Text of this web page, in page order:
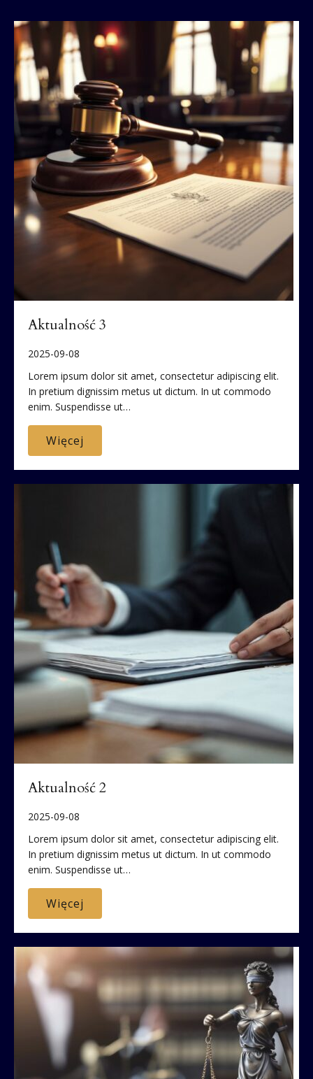
Aktualność 3
2025-09-08
Lorem ipsum dolor sit amet, consectetur adipiscing elit.
In pretium dignissim metus ut dictum. In ut commodo
enim. Suspendisse ut…
Więcej
Aktualność 2
2025-09-08
Lorem ipsum dolor sit amet, consectetur adipiscing elit.
In pretium dignissim metus ut dictum. In ut commodo
enim. Suspendisse ut…
Więcej